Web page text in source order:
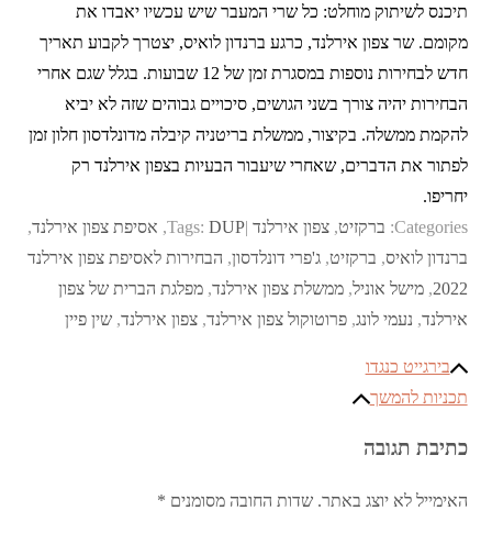
תיכנס לשיתוק מוחלט: כל שרי המעבר שיש עכשיו יאבדו את
מקומם. שר צפון אירלנד, כרגע ברנדון לואיס, יצטרך לקבוע תאריך
חדש לבחירות נוספות במסגרת זמן של 12 שבועות. בגלל שגם אחרי
הבחירות יהיה צורך בשני הגושים, סיכויים גבוהים שזה לא יביא
להקמת ממשלה. בקיצור, ממשלת בריטניה קיבלה מדונלדסון חלון זמן
לפתור את הדברים, שאחרי שיעבור הבעיות בצפון אירלנד רק
יחריפו.
Categories: ברקזיט,צפון אירלנד Tags: DUP
, אסיפת צפון אירלנד,
ברנדון לואיס, ברקזיט,ג'פרי דונלדסון, הבחירות לאסיפת צפון אירלנד
2022
,מישל אוניל,ממשלת צפון אירלנד,מפלגת הברית של צפון
אירלנד, נעמי לונג,פרוטוקול צפון אירלנד,צפון אירלנד,שין פיין
ניווט
בירגייט כנגדו
תכניות להמשך
כתיבת תגובה
האימייל לא יוצג באתר. שדות החובה מסומנים *